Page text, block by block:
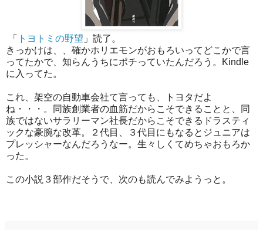
「 トヨトミの野望 」読了。
きっかけは、、確かホリエモンがおもろいってどこかで言
ってたかで、知らんうちにポチっていたんだろう。Kindle
に入ってた。
これ、架空の自動車会社て言っても、トヨタだよ
ね・・・。同族創業者の血筋だからこそできることと、同
族ではないサラリーマン社長だからこそできるドラスティ
ックな豪腕な改革。２代目、３代目にもなるとジュニアは
プレッシャーなんだろうなー。生々しくてめちゃおもろか
った。
この小説３部作だそうで、次のも読んでみようっと。